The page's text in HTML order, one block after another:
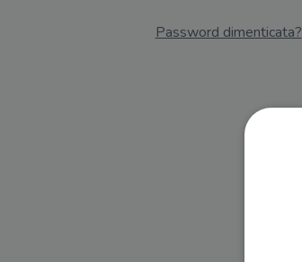
Password dimenticata?